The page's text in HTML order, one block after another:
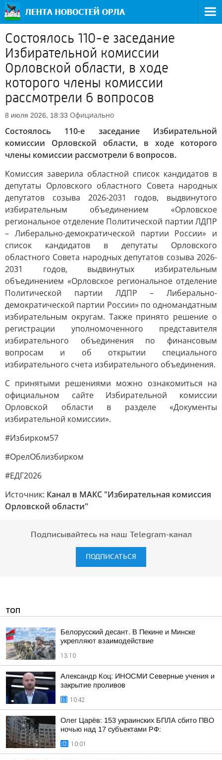
Состоялось 110-е заседание
Избирательной комиссии
Орловской области, в ходе
которого члены комиссии
рассмотрели 6 вопросов
8 июля 2026, 18:33 Официально
Состоялось 110-е заседание Избирательной
комиссии Орловской области, в ходе которого
члены комиссии рассмотрели 6 вопросов.
Комиссия заверила областной список кандидатов в
депутаты Орловского областного Совета народных
депутатов созыва 2026-2031 годов, выдвинутого
избирательным объединением «Орловское
региональное отделение Политической партии ЛДПР
– Либерально-демократической партии России» и
список кандидатов в депутаты Орловского
областного Совета народных депутатов созыва 2026-
2031 годов, выдвинутых избирательным
объединением «Орловское региональное отделение
Политической партии ЛДПР – Либерально-
демократической партии России» по одномандатным
избирательным округам. Также принято решение о
регистрации уполномоченного представителя
избирательного объединения по финансовым
вопросам и об открытии специального
избирательного счета избирательного объединения.
С принятыми решениями можно ознакомиться на
официальном сайте Избирательной комиссии
Орловской области в разделе «Документы
избирательной комиссии».
#Избирком57
#ОрелОблизбирком
#ЕДГ2026
Источник: Канал в МАКС "Избирательная комиссия
Орловской области"
Подписывайтесь на наш Telegram-канал
ПОДПИСАТЬСЯ
ТОП
Белорусский десант. В Пекине и Минске
укрепляют взаимодействие
13:10
Александр Коц: ИНОСМИ Северные учения и
закрытие проливов
10:42
Олег Царёв: 153 украинских БПЛА сбито ПВО
ночью над 17 субъектами РФ:
10:01